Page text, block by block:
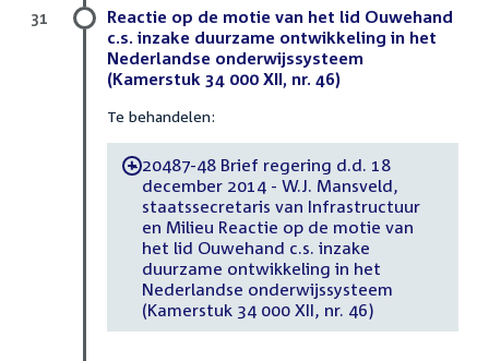
Reactie op de motie van het lid Ouwehand
c.s. inzake duurzame ontwikkeling in het
Nederlandse onderwijssysteem
(Kamerstuk 34 000 XII, nr. 46)
Te behandelen:
-20487-48 Brief regering d.d. 18
december 2014 - W.J. Mansveld,
staatssecretaris van Infrastructuur
en Milieu Reactie op de motie van
het lid Ouwehand c.s. inzake
duurzame ontwikkeling in het
Nederlandse onderwijssysteem
(Kamerstuk 34 000 XII, nr. 46)
31